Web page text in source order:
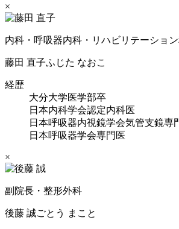
×
内科・呼吸器内科・リハビリテーショ
藤田 直子ふじた なおこ
経歴
大分大学医学部卒
日本内科学会認定内科医
日本呼吸器内視鏡学会気管支鏡専
日本呼吸器学会専門医
×
副院長・整形外科
後藤 誠ごとう まこと